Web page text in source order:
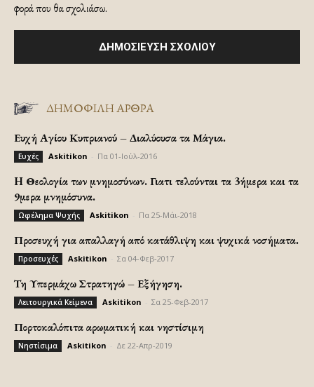
φορά που θα σχολιάσω.
ΔΗΜΟΦΙΛΗ ΑΡΘΡΑ
Ευχή Αγίου Κυπριανού – Διαλύουσα τα Μάγια.
Ευχές Askitikon Πα 01-Ιούλ-2016
H Θεολογία των μνημοσύνων. Γιατι τελούνται τα 3ήμερα και τα
9μερα μνημόσυνα.
Ωφέλημα Ψυχής Askitikon Πα 25-Μάι-2018
Προσευχή για απαλλαγή από κατάθλιψη και ψυχικά νοσήματα.
Προσευχές Askitikon Σα 04-Φεβ-2017
Τη Υπερμάχω Στρατηγώ – Εξήγηση.
Λειτουργικά Κείμενα Askitikon Σα 25-Φεβ-2017
Πορτοκαλόπιτα αρωματική και νηστίσιμη
Νηστίσιμα Askitikon Δε 22-Απρ-2019